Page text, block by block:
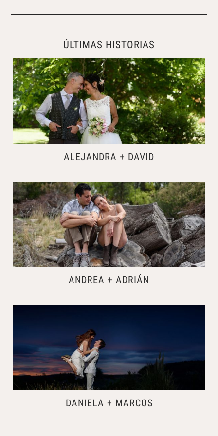
ÚLTIMAS HISTORIAS
ALEJANDRA + DAVID
ANDREA + ADRIÁN
DANIELA + MARCOS